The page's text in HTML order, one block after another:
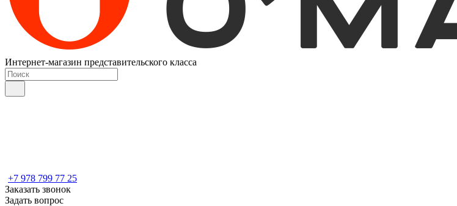
Интернет-магазин представительского класса
+7 978 799 77 25
Заказать звонок
Задать вопрос